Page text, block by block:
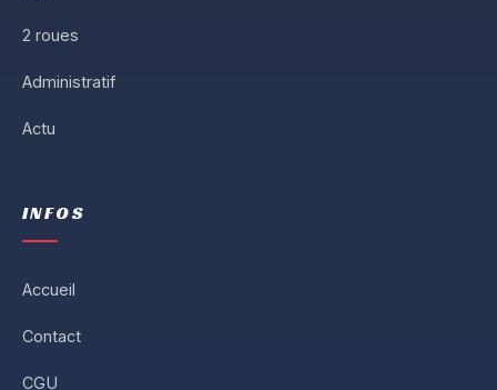
2 roues
Administratif
Actu
INFOS
Accueil
Contact
CGU